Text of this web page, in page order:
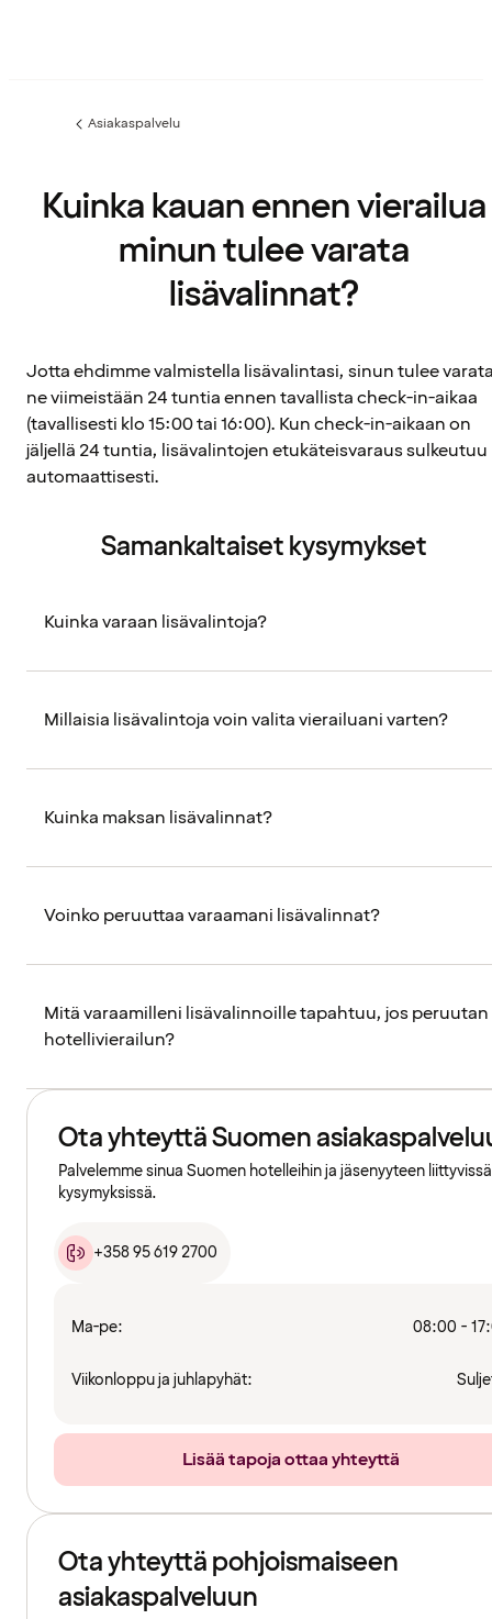
Edellinen
Asiakaspalvelu
Kuinka kauan ennen vierailua
minun tulee varata
lisävalinnat?
Jotta ehdimme valmistella lisävalintasi, sinun tulee
ne viimeistään 24 tuntia ennen tavallista check-in-aikaa
(tavallisesti klo 15:00 tai 16:00). Kun check-in-aikaan on
jäljellä 24 tuntia, lisävalintojen etukäteisvaraus sulkeutuu
automaattisesti.
Samankaltaiset kysymykset
Kuinka varaan lisävalintoja?
Millaisia lisävalintoja voin valita vierailuani varten?
Kuinka maksan lisävalinnat?
Voinko peruuttaa varaamani lisävalinnat?
Mitä varaamilleni lisävalinnoille tapahtuu, jos peruutan
hotellivierailun?
Ota yhteyttä Suomen
Palvelemme sinua Suomen hotelleihin ja jäsenyyteen liittyvissä
kysymyksissä.
+358 95 619 2700
Ma-pe: 08:00 -
Viikonloppu ja juhlapyhät:
Lisää tapoja ottaa yhteyttä
Ota yhteyttä pohjoismaiseen
asiakaspalveluun